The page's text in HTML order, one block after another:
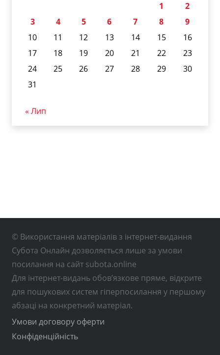
1
2
3
4 5 6 7 8
9
10
11 12 13 14 15
16
17
18 19 20 21 22
23
24
25 26 27 28 29
30
31
« Лип
© Використання матеріалів з інтернет-видання
Субота Онлайн дозволяється лише за умови
посилання на сайт subota.online
Для інтернет-видань обов’язкове пряме, відкрите
для пошукових систем гіперпосилання у першому
абзаці на конкретний матеріал.
Умови договору оферти
Конфіденційність